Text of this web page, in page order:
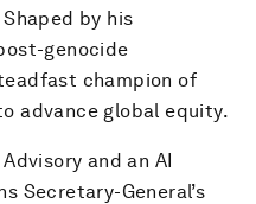
by his
genocide
champion of
advance global equity.
and an AI
Secretary-General’s